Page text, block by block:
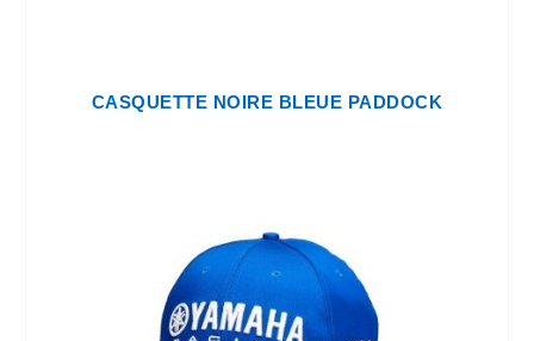
CASQUETTE NOIRE BLEUE PADDOCK